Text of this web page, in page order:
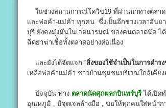
ในช่วงสถานการณ์โควิช19 ที่ผ่านมาทางตลาด
และพ่อค้า-แม่ค้า ทุกคน ซึ่งเป็นอีกช่วงเวลาอันย
บุรี ยังคงมุ่งมั่นในเจตนารมณ์ ของคนตลาดนัด ไ
ฉีดยาฆ่าเชื้อทั้งตลาดอย่างต่อเนื่อง
และยังได้จัดแจก “สิ่งของใช้จำเป็นในการดำร
เหลือพ่อค้าแม่ค้า ชาวบ้านชุมชนบริเวณใกล้เคีย
ปัจจุบัน ทาง ตลาดนัดศุภผลกบินทร์บุรี ได้เปิด
อุณหภูมิ , มีจุดเจลล้างมือ , ขอให้ทุกคนใส่หน้าก